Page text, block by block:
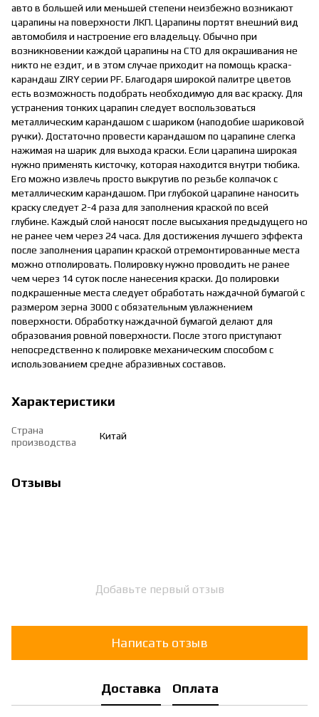
авто в большей или меньшей степени неизбежно возникают
царапины на поверхности ЛКП. Царапины портят внешний вид
автомобиля и настроение его владельцу. Обычно при
возникновении каждой царапины на СТО для окрашивания не
никто не ездит, и в этом случае приходит на помощь краска-
карандаш ZIRY серии PF. Благодаря широкой палитре цветов
есть возможность подобрать необходимую для вас краску. Для
устранения тонких царапин следует воспользоваться
металлическим карандашом с шариком (наподобие шариковой
ручки). Достаточно провести карандашом по царапине слегка
нажимая на шарик для выхода краски. Если царапина широкая
нужно применять кисточку, которая находится внутри тюбика.
Его можно извлечь просто выкрутив по резьбе колпачок с
металлическим карандашом. При глубокой царапине наносить
краску следует 2-4 раза для заполнения краской по всей
глубине. Каждый слой наносят после высыхания предыдущего но
не ранее чем через 24 часа. Для достижения лучшего эффекта
после заполнения царапин краской отремонтированные места
можно отполировать. Полировку нужно проводить не ранее
чем через 14 суток после нанесения краски. До полировки
подкрашенные места следует обработать наждачной бумагой с
размером зерна 3000 с обязательным увлажнением
поверхности. Обработку наждачной бумагой делают для
образования ровной поверхности. После этого приступают
непосредственно к полировке механическим способом с
использованием средне абразивных составов.
Характеристики
Страна
производства
Китай
Отзывы
Добавьте первый отзыв
Написать отзыв
Доставка Оплата